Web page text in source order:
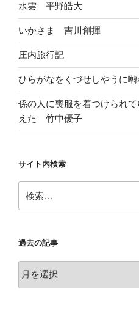
水雲 平野皓大
いかさま 吉川創揮
庄内旅行記
ひらがなをくづせしやうに
係の人に喪服を着つけられ
えた 竹中優子
サイト内検索
索:
過去の記事
去